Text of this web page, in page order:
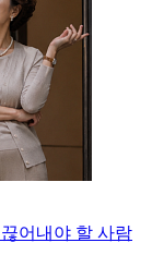
어내야 할 사람